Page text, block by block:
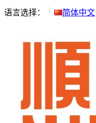
语言选择： 简体中文